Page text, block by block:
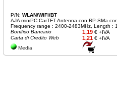
P/N: WLAN/WiFi/BT
AJA miniPC CarTFT Antenna con RP-SMa
Frequency range : 2400-2483MHz, Length :
Bonifico Bancario
1,19€ +IVA
Carta di Credito Web
1,21€ +IVA
Media